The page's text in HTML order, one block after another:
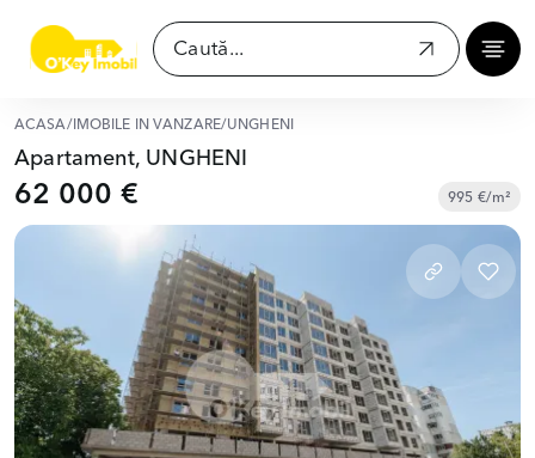
ACASĂ/ IMOBILE ÎN VÂNZARE/UNGHENI
Apartament, UNGHENI
62 000 € 995 €/m²